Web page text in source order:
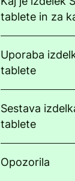
tablete in za
Uporaba
tablete
Sestava
tablete
Opozorila